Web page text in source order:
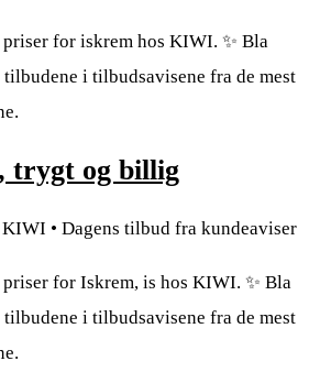
for iskrem hos KIWI. ✨ Bla
i tilbudsavisene fra de mest
og billig
• Dagens tilbud fra kundeaviser
for Iskrem, is hos KIWI. ✨ Bla
i tilbudsavisene fra de mest